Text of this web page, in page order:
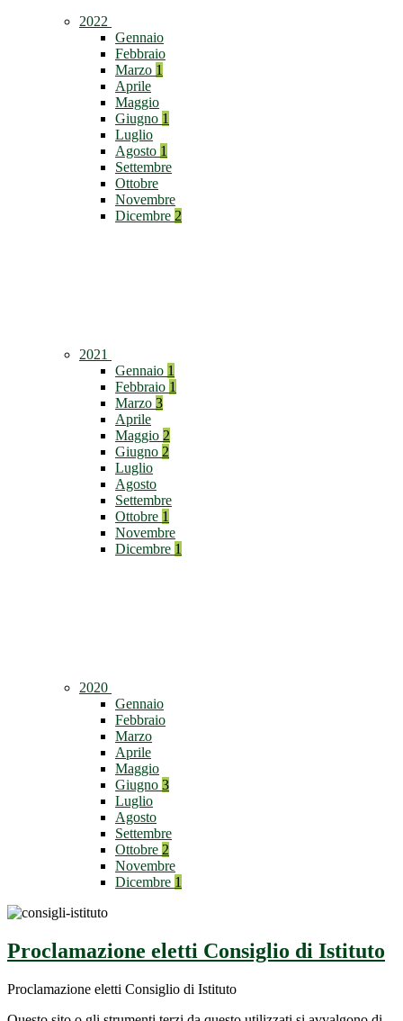
2022
Gennaio
Febbraio
Marzo 1
Aprile
Maggio
Giugno 1
Luglio
Agosto 1
Settembre
Ottobre
Novembre
Dicembre 2
2021
Gennaio 1
Febbraio 1
Marzo 3
Aprile
Maggio 2
Giugno 2
Luglio
Agosto
Settembre
Ottobre 1
Novembre
Dicembre 1
2020
Gennaio
Febbraio
Marzo
Aprile
Maggio
Giugno 3
Luglio
Agosto
Settembre
Ottobre 2
Novembre
Dicembre 1
Proclamazione eletti Consiglio di Istituto
Proclamazione eletti Consiglio di Istituto